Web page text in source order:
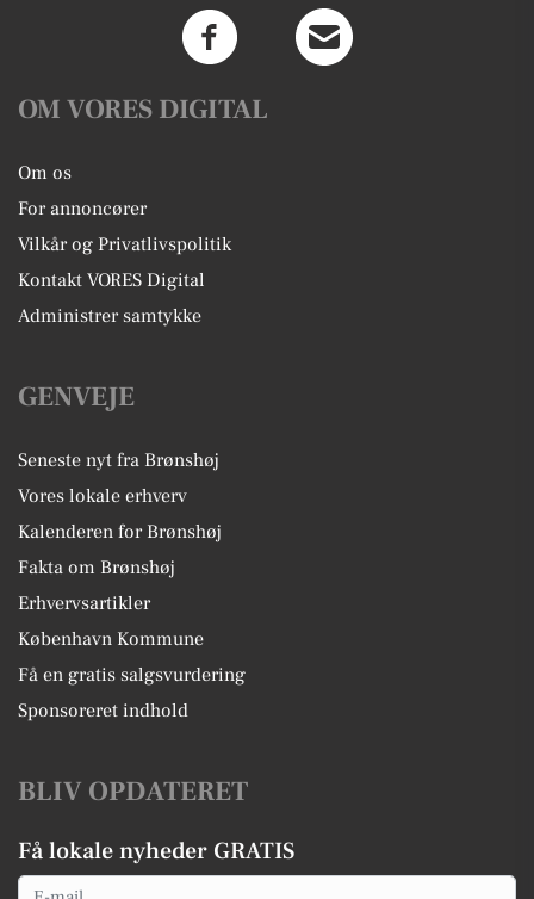
OM VORES DIGITAL
Om os
For annoncører
Vilkår og Privatlivspolitik
Kontakt VORES Digital
Administrer samtykke
GENVEJE
Seneste nyt fra Brønshøj
Vores lokale erhverv
Kalenderen for Brønshøj
Fakta om Brønshøj
Erhvervsartikler
København Kommune
Få en gratis salgsvurdering
Sponsoreret indhold
BLIV OPDATERET
Få lokale nyheder GRATIS
Email